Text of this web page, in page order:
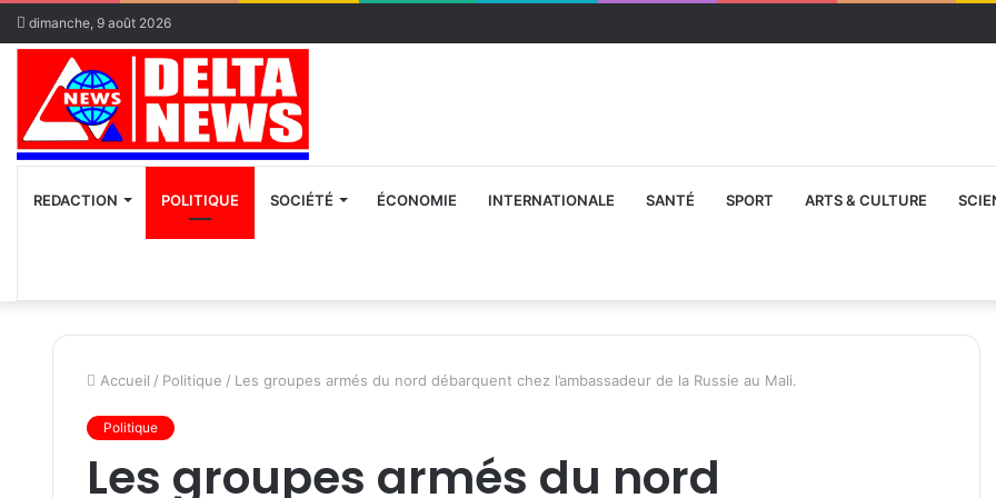
dimanche, 9 août 2026
REDACTION POLITIQUE SOCIÉTÉ ÉCONOMIE INTERNATIONALE SANTÉ SPORT ARTS & CULTURE
Accueil / Politique / Les groupes armés du nord débarquent chez l’ambassadeur de la Russie au Mali.
Politique
Les groupes armés du nord